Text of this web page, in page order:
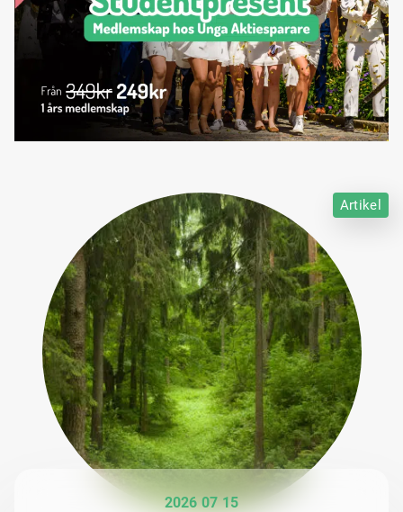
Artikel
2026 07 15